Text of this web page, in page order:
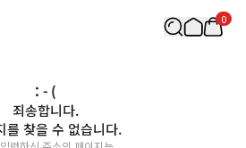
0
: - (
죄송합니다.
를 찾을 수 없습니다.